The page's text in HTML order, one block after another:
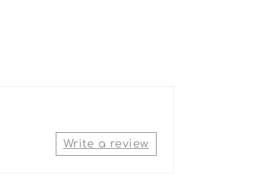
Write a review